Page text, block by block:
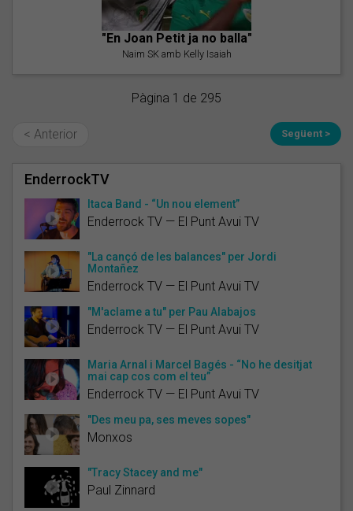
"En Joan Petit ja no balla"
Naim SK amb Kelly Isaiah
Pàgina 1 de 295
< Anterior Següent >
EnderrockTV
Itaca Band - “Un nou element”
Enderrock TV — El Punt Avui TV
"La cançó de les balances" per Jordi
Montañez
Enderrock TV — El Punt Avui TV
"M'aclame a tu" per Pau Alabajos
Enderrock TV — El Punt Avui TV
Maria Arnal i Marcel Bagés - “No he desitjat
mai cap cos com el teu”
Enderrock TV — El Punt Avui TV
"Des meu pa, ses meves sopes"
Monxos
"Tracy Stacey and me"
Paul Zinnard